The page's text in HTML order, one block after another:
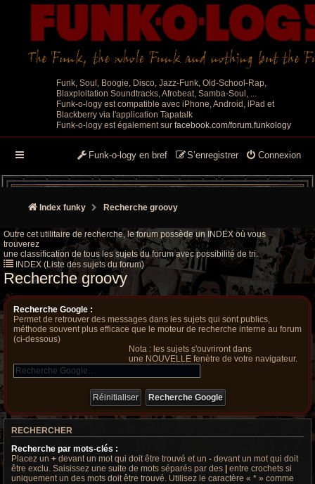
Funk, Soul, Boogie, Disco, Jazz-Funk, Old-School-Rap,
Blaxploitation Soundtracks, Afrobeat, Samba-Soul, ...
Funk-o-logy est compatible avec iPhone, Android, iPad et
Blackberry via l'application Tapatalk
Funk-o-logy est également sur facebook.com/forum.funkology
Connexion
S’enregistrer
Funk-o-logy en bref
Index funky Recherche groovy
Outre cet utilitaire de recherche, le forum possède un INDEX où vous
trouverez
une classification de tous les sujets du forum avec possibilité de tri.
INDEX (Liste des sujets du forum)
Recherche groovy
Recherche Google :
Permet de retrouver des messages dans les sujets qui sont publics,
méthode souvent plus efficace que le moteur de recherche interne au forum
(ci-dessous)
Nota : les sujets s'ouvriront dans
une NOUVELLE fenètre de votre navigateur.
RECHERCHER
Recherche par mots-clés :
Placez un + devant un mot qui doit être trouvé et un - devant un mot qui doit
être exclu. Saisissez une suite de mots séparés par des
entre crochets si
uniquement un des mots doit être trouvé. Utilisez le caractère « * » comme